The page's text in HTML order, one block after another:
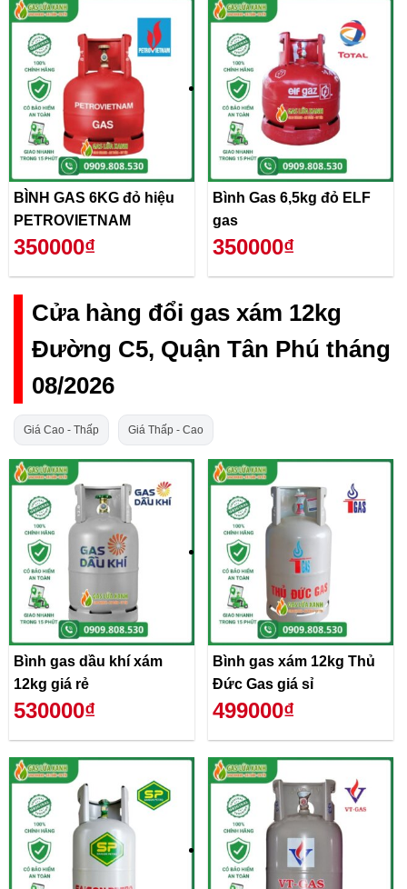
BÌNH GAS 6KG đỏ hiệu
PETROVIETNAM
350000₫
Bình Gas 6,5kg đỏ ELF
gas
350000₫
Cửa hàng đổi gas xám 12kg
Đường C5, Quận Tân Phú tháng
08/2026
Giá Cao - Thấp Giá Thấp - Cao
Bình gas dầu khí xám
12kg giá rẻ
530000₫
Bình gas xám 12kg Thủ
Đức Gas giá sỉ
499000₫